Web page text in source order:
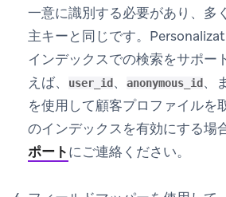
一意に識別する必要があり、多
主キーと同じです。
インデックスでの検索をサポー
えば、
user_id 、 anonymous_id 、
を使用して顧客プロファイルを
のインデックスを有効にする場
ポートにご連絡ください。